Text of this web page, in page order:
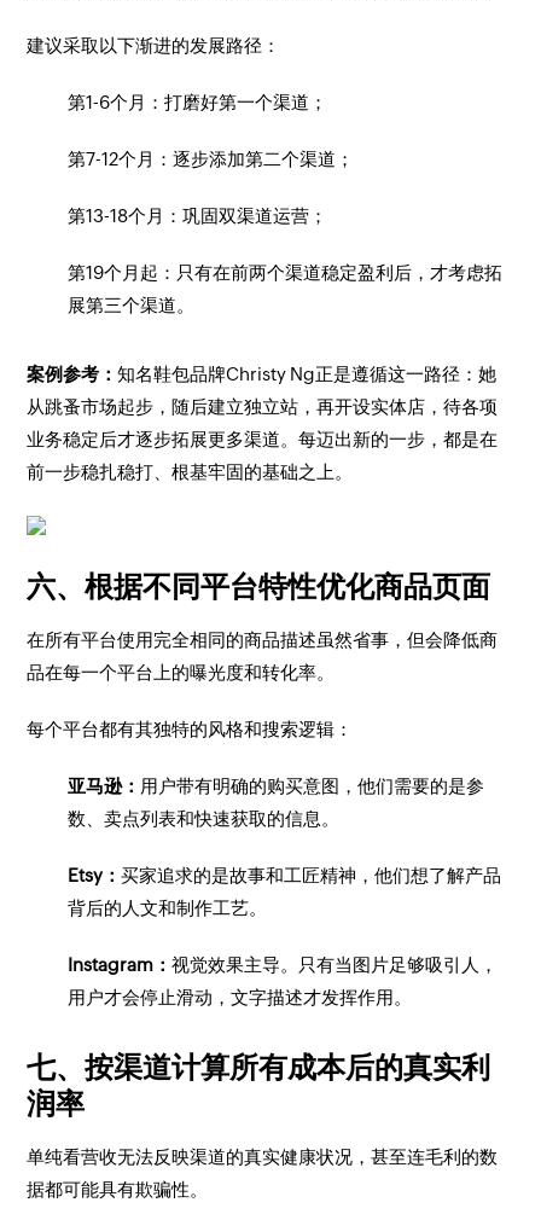
建议采取以下渐进的发展路径：
第1-6个月：打磨好第一个渠道；
第7-12个月：逐步添加第二个渠道；
第13-18个月：巩固双渠道运营；
第19个月起：只有在前两个渠道稳定盈利后，才考虑拓
展第三个渠道。
案例参考：知名鞋包品牌Christy Ng正是遵循这一路径：她
从跳蚤市场起步，随后建立独立站，再开设实体店，待各项
业务稳定后才逐步拓展更多渠道。每迈出新的一步，都是在
前一步稳扎稳打、根基牢固的基础之上。
六、根据不同平台特性优化商品页面
在所有平台使用完全相同的商品描述虽然省事，但会降低商
品在每一个平台上的曝光度和转化率。
每个平台都有其独特的风格和搜索逻辑：
亚马逊： 用户带有明确的购买意图，他们需要的是参
数、卖点列表和快速获取的信息。
Etsy：买家追求的是故事和工匠精神，他们想了解产品
背后的人文和制作工艺。
Instagram：视觉效果主导。只有当图片足够吸引人，
用户才会停止滑动，文字描述才发挥作用。
七、按渠道计算所有成本后的真实利
润率
单纯看营收无法反映渠道的真实健康状况，甚至连毛利的数
据都可能具有欺骗性。